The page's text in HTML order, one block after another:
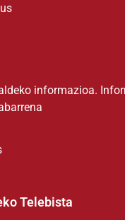
informazioa.
Telebista